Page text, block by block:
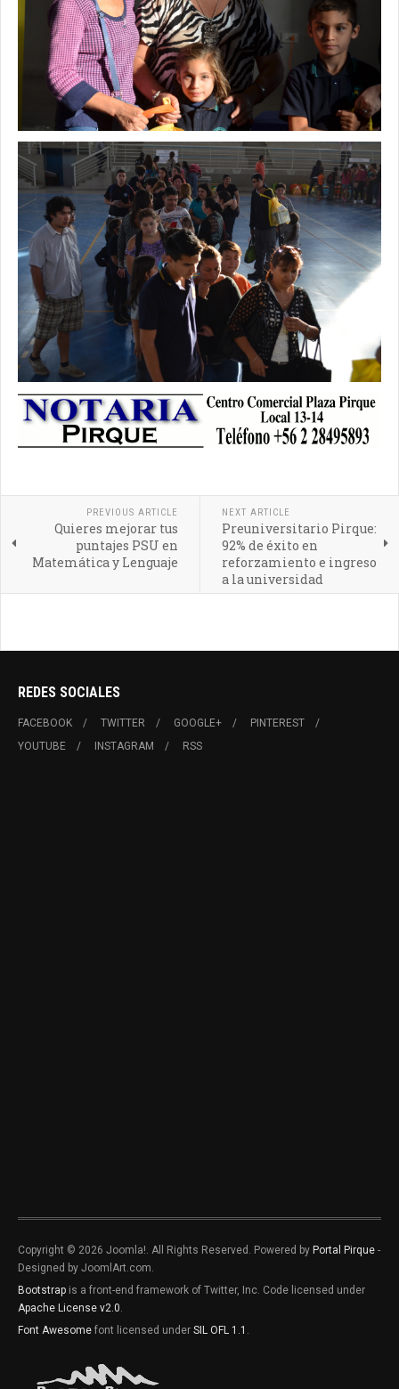
PREVIOUS ARTICLE
Quieres mejorar tus
puntajes PSU en
Matemática y Lenguaje
NEXT ARTICLE
Preuniversitario Pirque:
92% de éxito en
reforzamiento e ingreso
a la universidad
REDES SOCIALES
FACEBOOK TWITTER GOOGLE+
PINTEREST
YOUTUBE
INSTAGRAM RSS
Copyright © 2026 Joomla!. All Rights Reserved. Powered by Portal Pirque -
Designed by JoomlArt.com.
Bootstrap is a front-end framework of Twitter, Inc. Code licensed under
Apache License v2.0.
Font Awesome font licensed under SIL OFL 1.1 .